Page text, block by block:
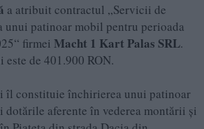
a atribuit contractul „Servicii de
unui patinoar mobil pentru perioada
firmei Macht 1 Kart Palas SRL.
de 401.900 RON.
îl constituie închirierea unui patinoar
aferente în vederea montării și